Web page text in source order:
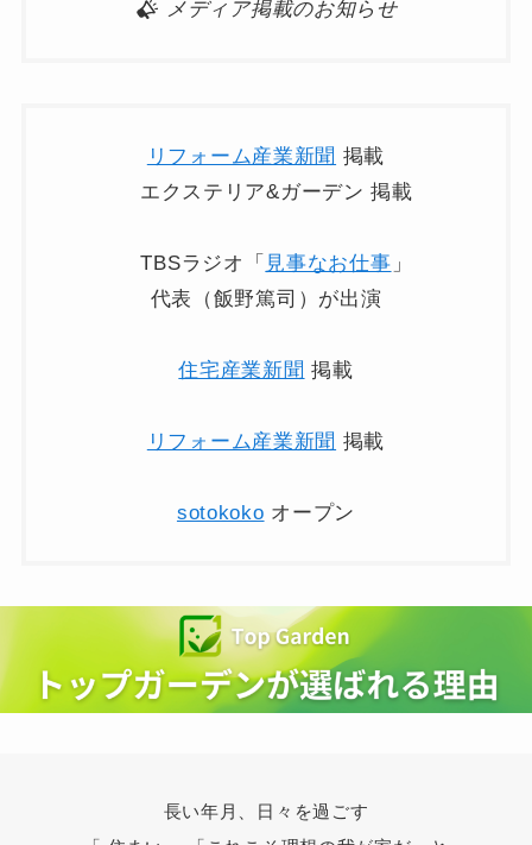
メディア掲載のお知らせ
リフォーム産業新聞 掲載
エクステリア&ガーデン 掲載
TBSラジオ「 見事なお仕事 」
代表（飯野篤司）が出演
住宅産業新聞 掲載
リフォーム産業新聞 掲載
sotokoko オープン
長い年月、日々を過ごす